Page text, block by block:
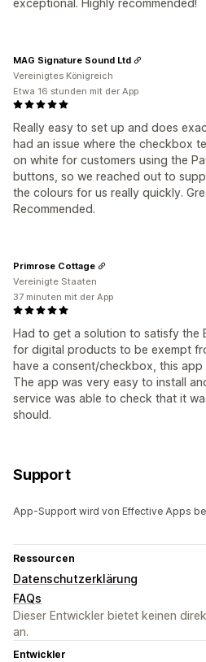
exceptional. Highly recommended!
Really easy to set up and does
had an issue where the checkbox
on white for customers using the
buttons, so we reached out to
the colours for us really quickly.
Recommended.
MAG Signature Sound Ltd
Vereinigtes Königreich
Etwa 16 stunden mit der App
Had to get a solution to satisfy the
for digital products to be exempt
have a consent/checkbox, this
The app was very easy to install
service was able to check that it
should.
Primrose Cottage
Vereinigte Staaten
37 minuten mit der App
Support
App-Support wird von Effective Apps
Ressourcen
Datenschutzerklärung
FAQs
Dieser Entwickler bietet keinen
an.
Entwickler